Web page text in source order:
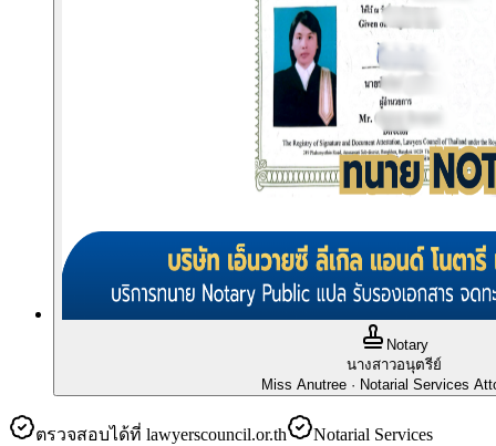
Notary
นางสาวอนุตรีย์
Miss Anutree· Notarial Services
ตรวจสอบได้ที่ lawyerscouncil.or.th
Notarial Services